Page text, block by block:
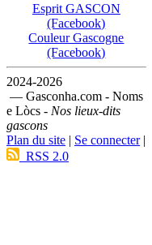
Esprit GASCON
(Facebook)
Couleur Gascogne
(Facebook)
2024-2026
— Gasconha.com - Noms
e Lòcs - Nos lieux-dits
gascons
Plan du site | Se connecter|
RSS 2.0